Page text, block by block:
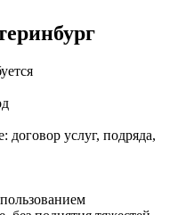
услуг, подряда,